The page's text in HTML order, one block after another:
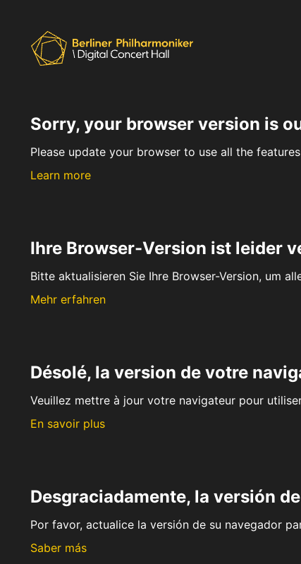
Sorry, your browser version is
Please update your browser to use all the
Learn more
Ihre Browser-Version ist leider
Bitte aktualisieren Sie Ihre Browser-Version, um
Mehr erfahren
Désolé, la version de votre
Veuillez mettre à jour votre navigateur pour
En savoir plus
Desgraciadamente, la versión
Por favor, actualice la versión de su navegador
Saber más